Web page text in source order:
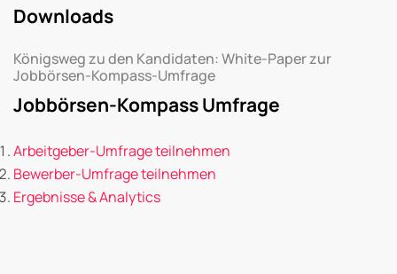
Downloads
Königsweg zu den Kandidaten: White-Paper zur
Jobbörsen-Kompass-Umfrage
Jobbörsen-Kompass Umfrage
Arbeitgeber-Umfrage teilnehmen
Bewerber-Umfrage teilnehmen
Ergebnisse & Analytics